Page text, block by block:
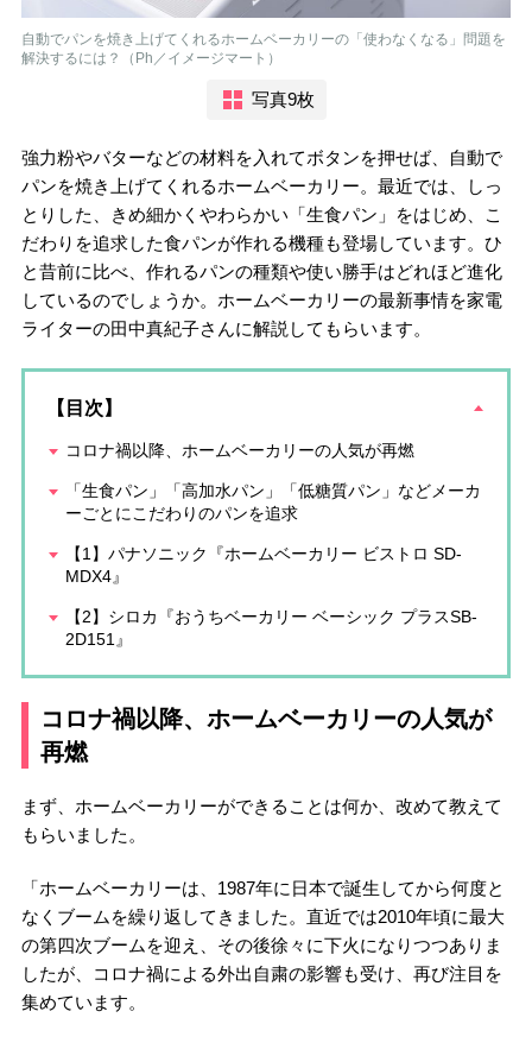
自動でパンを焼き上げてくれるホームベーカリーの「使わなくなる」問題を
解決するには？（Ph／イメージマート）
写真9枚
強力粉やバターなどの材料を入れてボタンを押せば、自動で
パンを焼き上げてくれるホームベーカリー。最近では、しっ
とりした、きめ細かくやわらかい「生食パン」をはじめ、こ
だわりを追求した食パンが作れる機種も登場しています。ひ
と昔前に比べ、作れるパンの種類や使い勝手はどれほど進化
しているのでしょうか。ホームベーカリーの最新事情を家電
ライターの田中真紀子さんに解説してもらいます。
【目次】
コロナ禍以降、ホームベーカリーの人気が再燃
「生食パン」「高加水パン」「低糖質パン」などメーカ
ーごとにこだわりのパンを追求
【1】パナソニック『ホームベーカリー ビストロ SD-
MDX4』
【2】シロカ『おうちベーカリー ベーシック プラスSB-
2D151』
コロナ禍以降、ホームベーカリーの人気が
再燃
まず、ホームベーカリーができることは何か、改めて教えて
もらいました。
「ホームベーカリーは、1987年に日本で誕生してから何度と
なくブームを繰り返してきました。直近では2010年頃に最大
の第四次ブームを迎え、その後徐々に下火になりつつありま
したが、コロナ禍による外出自粛の影響も受け、再び注目を
集めています。